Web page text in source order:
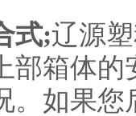
式;辽源
部箱体的
。如果您